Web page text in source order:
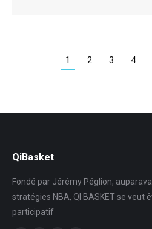
1 2 3 4
QiBasket
Fondé par Jérémy Péglion,
stratégies NBA, QI BASKET se veut
participatif